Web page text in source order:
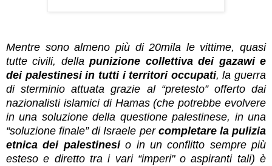
Mentre sono almeno più di 20mila le vittime, quasi
tutte civili, dellapunizione collettiva dei gazawi e
dei palestinesi in tutti i territori occupati, la guerra
di sterminio attuata grazie al “pretesto” offerto dai
nazionalisti islamici di Hamas (che potrebbe evolvere
in una soluzione della questione palestinese, in una
“soluzione finale” di Israele per completare la pulizia
etnica dei palestinesio in un conflitto sempre più
esteso e diretto tra i vari “imperi" o aspiranti tali) è